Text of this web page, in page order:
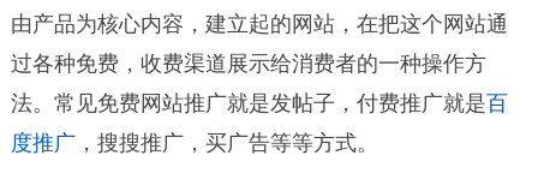
由产品为核心内容，建立起的网站，在把这个网站通
过各种免费，收费渠道展示给消费者的一种操作方
法。常见免费网站推广就是发帖子，付费推广就是百
度推广，搜搜推广，买广告等等方式。